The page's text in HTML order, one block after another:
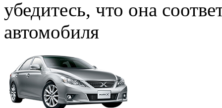
убедитесь, что она
автомобиля